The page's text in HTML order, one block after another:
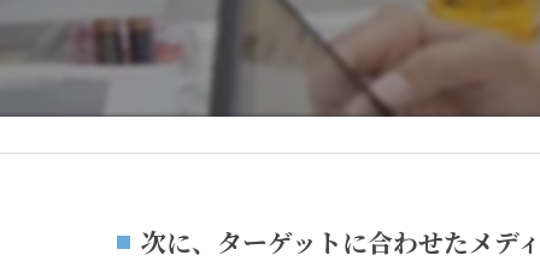
次に、ターゲットに合わせたメデ